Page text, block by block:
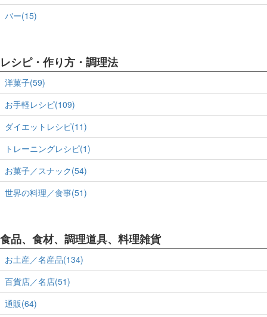
バー(15)
レシピ・作り方・調理法
洋菓子(59)
お手軽レシピ(109)
ダイエットレシピ(11)
トレーニングレシピ(1)
お菓子／スナック(54)
世界の料理／食事(51)
食品、食材、調理道具、料理雑貨
お土産／名産品(134)
百貨店／名店(51)
通販(64)